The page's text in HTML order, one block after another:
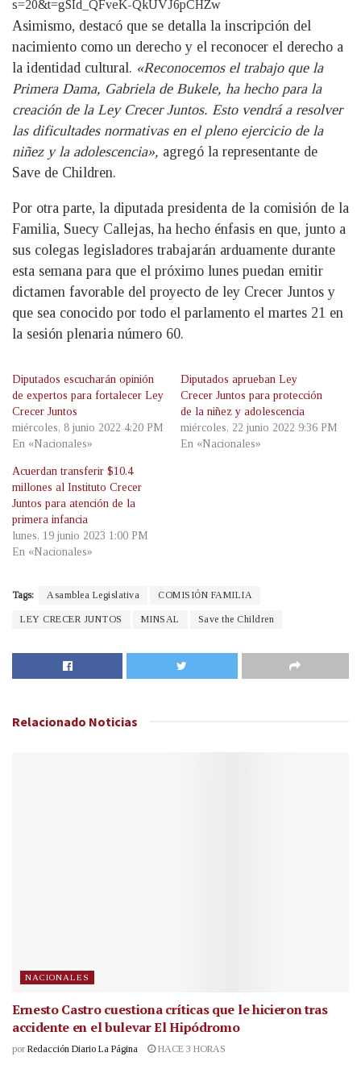
s=20&t=gSId_QFveK-QkUVJ6pCHZw
Asimismo, destacó que se detalla la inscripción del
nacimiento como un derecho y el reconocer el derecho a
la identidad cultural. «Reconocemos el trabajo que la
Primera Dama, Gabriela de Bukele, ha hecho para la
creación de la Ley Crecer Juntos. Esto vendrá a resolver
las dificultades normativas en el pleno ejercicio de la
niñez y la adolescencia», agregó la representante de
Save de Children.
Por otra parte, la diputada presidenta de la comisión de la
Familia, Suecy Callejas, ha hecho énfasis en que, junto a
sus colegas legisladores trabajarán arduamente durante
esta semana para que el próximo lunes puedan emitir
dictamen favorable del proyecto de ley Crecer Juntos y
que sea conocido por todo el parlamento el martes 21 en
la sesión plenaria número 60.
Diputados escucharán opinión
de expertos para fortalecer Ley
Crecer Juntos
miércoles, 8 junio 2022 4:20 PM
En «Nacionales»
Diputados aprueban Ley
Crecer Juntos para protección
de la niñez y adolescencia
miércoles, 22 junio 2022 9:36 PM
En «Nacionales»
Acuerdan transferir $10.4
millones al Instituto Crecer
Juntos para atención de la
primera infancia
lunes, 19 junio 2023 1:00 PM
En «Nacionales»
Tags: Asamblea Legislativa COMISIÓN FAMILIA
LEY CRECER JUNTOS MINSAL Save the Children
Relacionado Noticias
NACIONALES
Ernesto Castro cuestiona críticas que le hicieron tras
accidente en el bulevar El Hipódromo
por Redacción Diario La Página HACE 3 HORAS